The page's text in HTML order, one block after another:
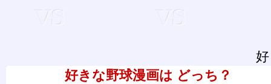
好きな野球漫画は どっち？